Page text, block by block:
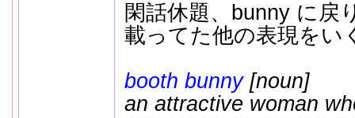
閑話休題、bunny に戻
載ってた他の表現をい
booth bunny[noun]
an attractive woman